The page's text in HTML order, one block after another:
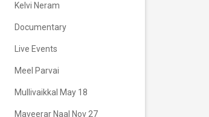
Kelvi Neram
Documentary
Live Events
Meel Parvai
Mullivaikkal May 18
Maveerar Naal Nov 27